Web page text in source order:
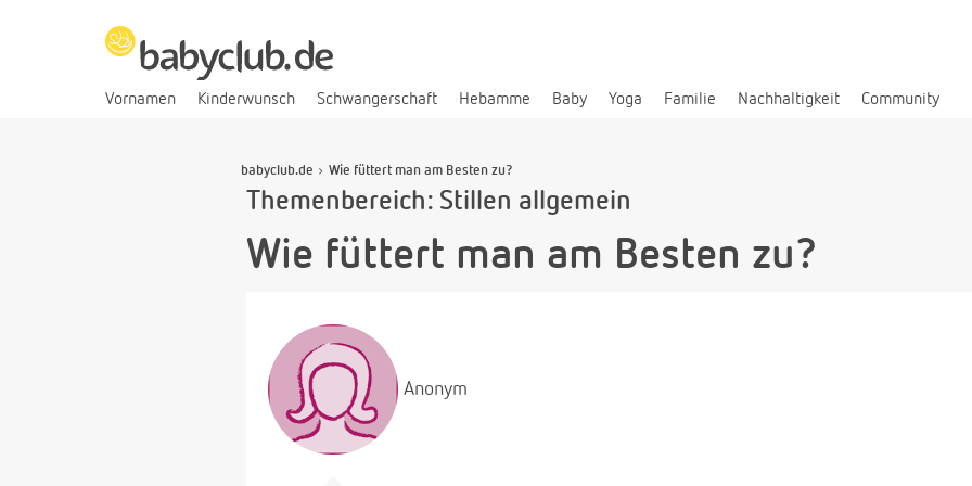
Vornamen Kinderwunsch Schwangerschaft Hebamme Baby Yoga Familie Nachhaltigkeit Community
babyclub.de Wie füttert man am Besten zu?
Themenbereich: Stillen allgemein
Wie füttert man am Besten zu?
Anonym